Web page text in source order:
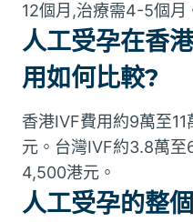
12個月,治療需4-5個月
人工受孕在香
用如何比較?
香港IVF費用約9萬至11
元。台灣IVF約3.8萬
4,500港元。
人工受孕的整